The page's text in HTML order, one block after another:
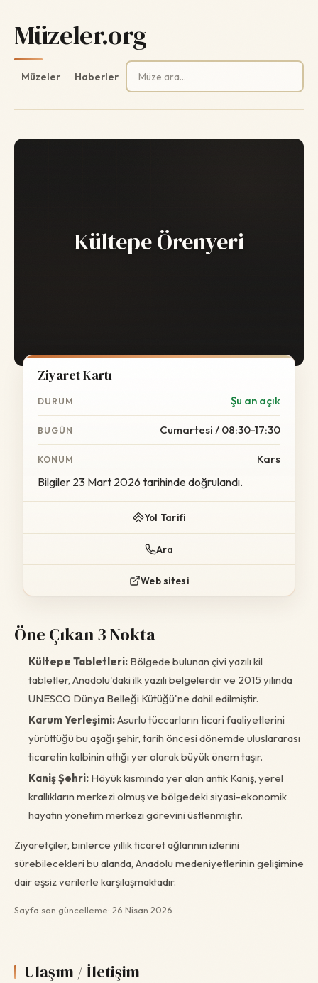
Müzeler.org
Müzeler Haberler
Arama:
Kültepe Örenyeri
Ziyaret Kartı
DURUM Şu an açık
BUGÜN Cumartesi / 08:30-17:30
KONUM Kars
Bilgiler 23 Mart 2026 tarihinde doğrulandı.
Yol Tarifi
Ara
Web sitesi
Öne Çıkan 3 Nokta
Kültepe Tabletleri: Bölgede bulunan çivi yazılı kil
tabletler, Anadolu'daki ilk yazılı belgelerdir ve 2015 yılında
UNESCO Dünya Belleği Kütüğü'ne dahil edilmiştir.
Karum Yerleşimi:Asurlu tüccarların ticari faaliyetlerini
yürüttüğü bu aşağı şehir, tarih öncesi dönemde uluslararası
ticaretin kalbinin attığı yer olarak büyük önem taşır.
Kaniş Şehri: Höyük kısmında yer alan antik Kaniş, yerel
krallıkların merkezi olmuş ve bölgedeki siyasi-ekonomik
hayatın yönetim merkezi görevini üstlenmiştir.
Ziyaretçiler, binlerce yıllık ticaret ağlarının izlerini
sürebilecekleri bu alanda, Anadolu medeniyetlerinin gelişimine
dair eşsiz verilerle karşılaşmaktadır.
Sayfa son güncelleme: 26 Nisan 2026
Ulaşım / İletişim